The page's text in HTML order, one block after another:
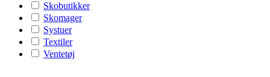
Skobutikker
Skomager
Systuer
Textiler
Ventetøj